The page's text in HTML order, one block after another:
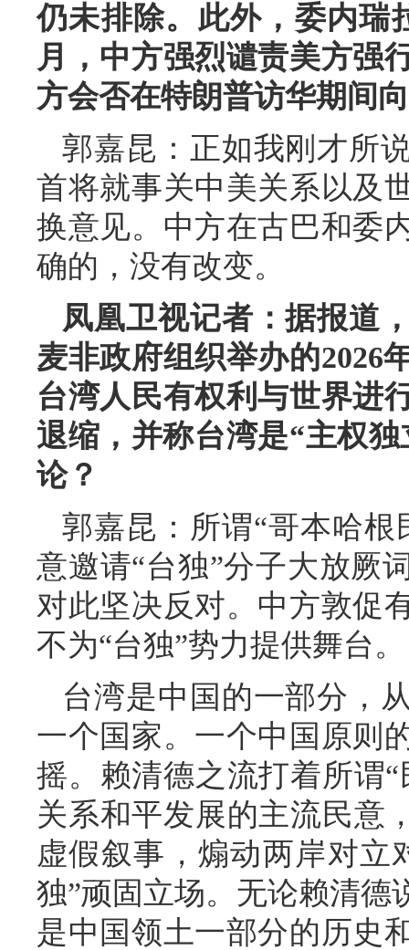
仍未排除。此外，委内瑞
月，中方强烈谴责美方强
方会否在特朗普访华期间
郭嘉昆：正如我刚才所
首将就事关中美关系以及
换意见。中方在古巴和委
确的，没有改变。
凤凰卫视记者：据报道
麦非政府组织举办的2026
台湾人民有权利与世界进
退缩，并称台湾是“主权
论？
郭嘉昆：所谓“哥本哈
意邀请“台独”分子大放厥
对此坚决反对。中方敦促
不为“台独”势力提供舞台。
台湾是中国的一部分，
一个国家。一个中国原则
摇。赖清德之流打着所谓
关系和平发展的主流民意
虚假叙事，煽动两岸对立
独”顽固立场。无论赖清德
是中国领土一部分的历史